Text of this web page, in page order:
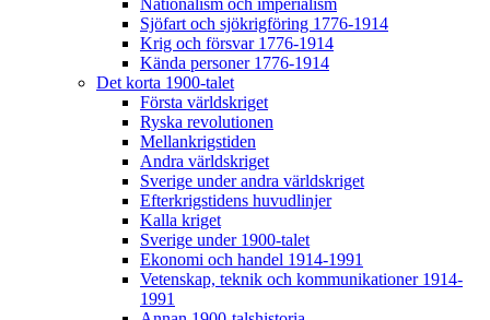
Nationalism och imperialism
Sjöfart och sjökrigföring 1776-1914
Krig och försvar 1776-1914
Kända personer 1776-1914
Det korta 1900-talet
Första världskriget
Ryska revolutionen
Mellankrigstiden
Andra världskriget
Sverige under andra världskriget
Efterkrigstidens huvudlinjer
Kalla kriget
Sverige under 1900-talet
Ekonomi och handel 1914-1991
Vetenskap, teknik och kommunikationer 1914-
1991